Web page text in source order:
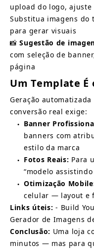
upload do logo, ajuste
Substitua imagens
para gerar visuais
📸 Sugestão de
com seleção de
página
Um Template É
Geração
conversão real exige:
● Banner
banners com
estilo da marca
● Fotos Reais: Para
“modelo assistindo
● Otimização
celular — layout e
Links úteis: - Build
Gerador de Imagens
Conclusão: Uma loja
minutos — mas para